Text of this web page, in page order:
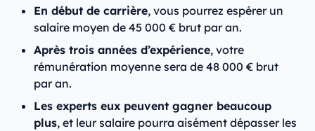
En début de carrière, vous pourrez espérer un
salaire moyen de 45 000 € brut par an.
Après trois années d’expérience, votre
rémunération moyenne sera de 48 000 € brut
par an.
Les experts eux peuvent gagner beaucoup
plus, et leur salaire pourra aisément dépasser les